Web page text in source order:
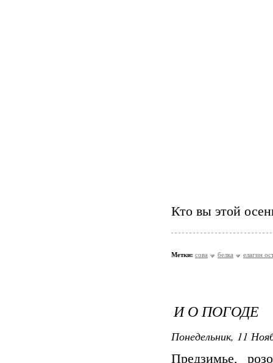
Кто вы этой
Метки: сова белка елагин
И О ПОГОДЕ
Понедельник, 11
Предзимье,